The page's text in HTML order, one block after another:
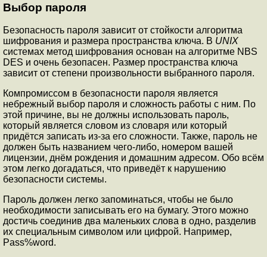
Выбор пароля
Безопасность пароля зависит от стойкости алгоритма
шифрования и размера пространства ключа. В UNIX
системах метод шифрования основан на алгоритме NBS
DES и очень безопасен. Размер пространства ключа
зависит от степени произвольности выбранного пароля.
Компромиссом в безопасности пароля является
небрежный выбор пароля и сложность работы с ним. По
этой причине, вы не должны использовать пароль,
который является словом из словаря или который
придётся записать из-за его сложности. Также, пароль не
должен быть названием чего-либо, номером вашей
лицензии, днём рождения и домашним адресом. Обо всём
этом легко догадаться, что приведёт к нарушению
безопасности системы.
Пароль должен легко запоминаться, чтобы не было
необходимости записывать его на бумагу. Этого можно
достичь соединив два маленьких слова в одно, разделив
их специальным символом или цифрой. Например,
Pass%word.